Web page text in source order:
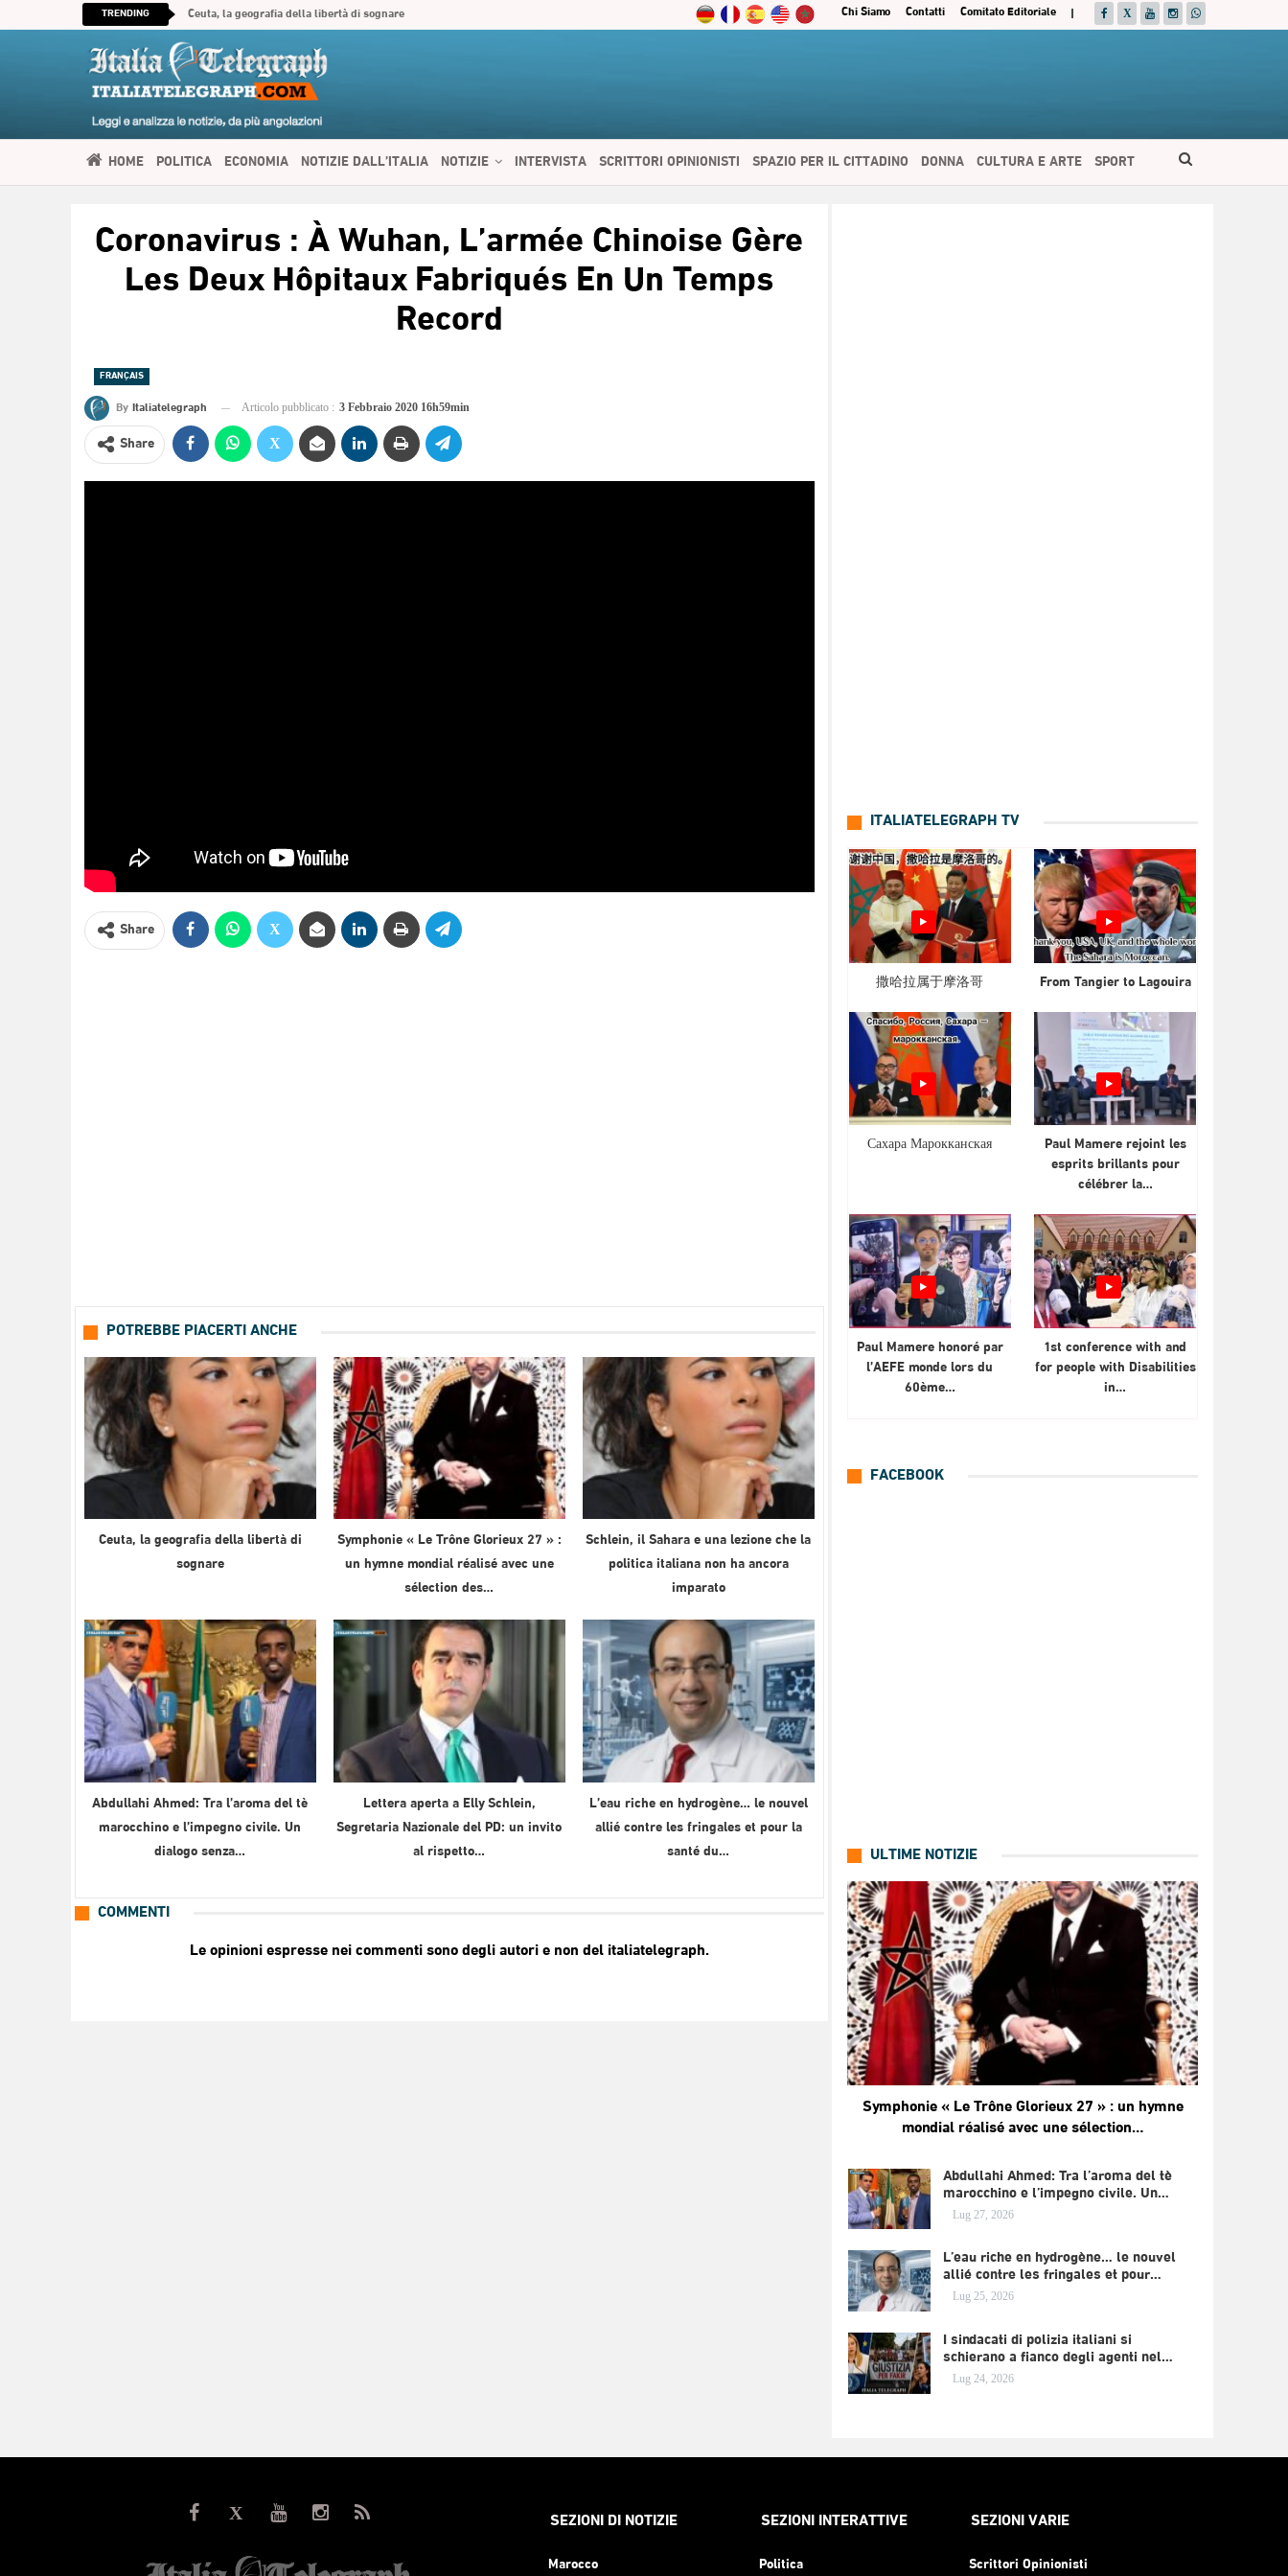
|
Comitato Editoriale
Contatti
Chi Siamo
TRENDING Ceuta, la geografia della libertà di sognare
HOME POLITICA ECONOMIA NOTIZIE DALL’ITALIA NOTIZIE INTERVISTA SCRITTORI OPINIONISTI SPAZIO PER IL CITTADINO DONNA CULTURA E ARTE SPORT
العربية
Coronavirus : À Wuhan, L’armée Chinoise Gère
Les Deux Hôpitaux Fabriqués En Un Temps
Record
FRANÇAIS
By Italiatelegraph Articolo pubblicato : 3 Febbraio 2020 16h59min
Share
Share
POTREBBE PIACERTI ANCHE
Ceuta, la geografia della libertà di
sognare
Symphonie « Le Trône Glorieux 27 » :
un hymne mondial réalisé avec une
sélection des…
Schlein, il Sahara e una lezione che la
politica italiana non ha ancora
imparato
Abdullahi Ahmed: Tra l’aroma del tè
marocchino e l’impegno civile. Un
dialogo senza…
Lettera aperta a Elly Schlein,
Segretaria Nazionale del PD: un invito
al rispetto…
L’eau riche en hydrogène… le nouvel
allié contre les fringales et pour la
santé du…
COMMENTI
Le opinioni espresse nei commenti sono degli autori e non del italiatelegraph.
ITALIATELEGRAPH TV
撒哈拉属于摩洛哥 From Tangier to Lagouira
Сахара Марокканская
Paul Mamere rejoint les
esprits brillants pour
célébrer la…
Paul Mamere honoré par
l’AEFE monde lors du
60ème…
1st conference with and
for people with Disabilities
in…
FACEBOOK
ULTIME NOTIZIE
Symphonie « Le Trône Glorieux 27 » : un hymne
mondial réalisé avec une sélection…
Abdullahi Ahmed: Tra l’aroma del tè
marocchino e l’impegno civile. Un…
Lug 27, 2026
L’eau riche en hydrogène… le nouvel
allié contre les fringales et pour…
Lug 25, 2026
I sindacati di polizia italiani si
schierano a fianco degli agenti nel…
Lug 24, 2026
SEZIONI DI NOTIZIE
Marocco
SEZIONI INTERATTIVE
Politica
SEZIONI VARIE
Scrittori Opinionisti